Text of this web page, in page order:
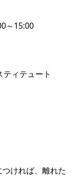
15:00
ティテュート
ければ、離れた